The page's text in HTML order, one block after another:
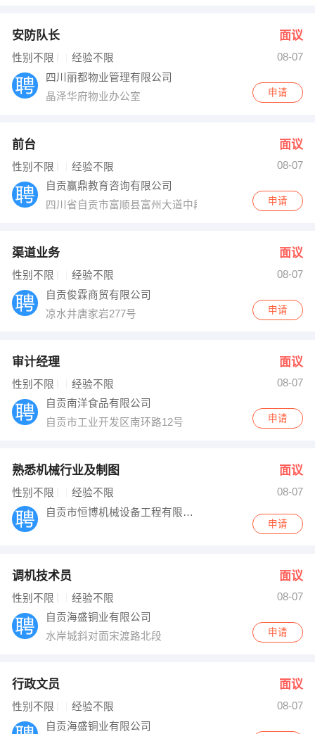
安防队长 面议
性别不限 经验不限
08-07
四川丽都物业管理有限公司
晶泽华府物业办公室
申请
前台 面议
性别不限 经验不限
08-07
自贡赢鼎教育咨询有限公司
四川省自贡市富顺县富州大道中段新一中旁
申请
渠道业务 面议
性别不限 经验不限
08-07
自贡俊霖商贸有限公司
凉水井唐家岩277号
申请
审计经理 面议
性别不限 经验不限
08-07
自贡南洋食品有限公司
自贡市工业开发区南环路12号
申请
熟悉机械行业及制图 面议
性别不限 经验不限
08-07
自贡市恒博机械设备工程有限公司
申请
调机技术员 面议
性别不限 经验不限
08-07
自贡海盛铜业有限公司
水岸城斜对面宋渡路北段
申请
行政文员 面议
性别不限 经验不限
08-07
自贡海盛铜业有限公司